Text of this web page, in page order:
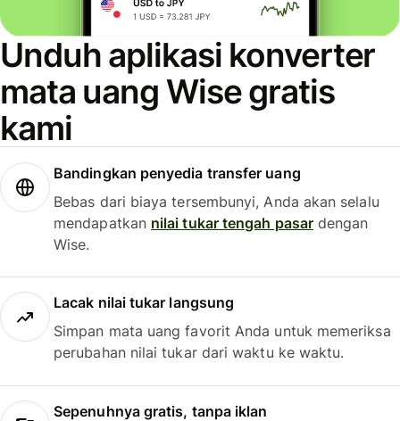
Unduh aplikasi konverter
mata uang Wise gratis
kami
Bandingkan penyedia transfer uang
Bebas dari biaya tersembunyi, Anda akan selalu
mendapatkan nilai tukar tengah pasardengan
Wise.
Lacak nilai tukar langsung
Simpan mata uang favorit Anda untuk memeriksa
perubahan nilai tukar dari waktu ke waktu.
Sepenuhnya gratis, tanpa iklan